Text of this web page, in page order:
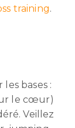
training.
bases :
le cœur)
Veillez